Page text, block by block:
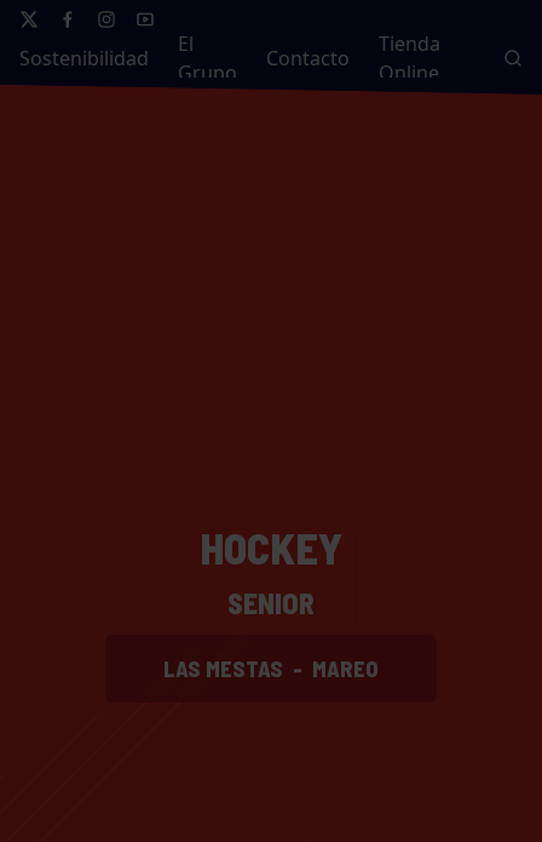
Sostenibilidad
El
Grupo
Contacto
Tienda
Online
HOCKEY
SENIOR
LAS MESTAS - MAREO